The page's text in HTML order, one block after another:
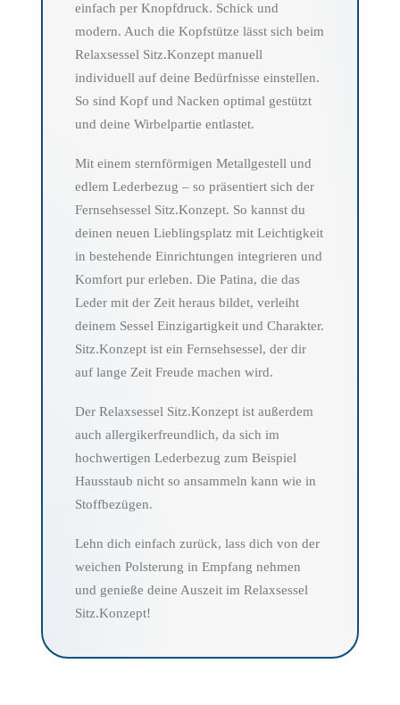
einfach per Knopfdruck. Schick und
modern. Auch die Kopfstütze lässt sich beim
Relaxsessel Sitz.Konzept manuell
individuell auf deine Bedürfnisse einstellen.
So sind Kopf und Nacken optimal gestützt
und deine Wirbelpartie entlastet.
Mit einem sternförmigen Metallgestell und
edlem Lederbezug – so präsentiert sich der
Fernsehsessel Sitz.Konzept. So kannst du
deinen neuen Lieblingsplatz mit Leichtigkeit
in bestehende Einrichtungen integrieren und
Komfort pur erleben. Die Patina, die das
Leder mit der Zeit heraus bildet, verleiht
deinem Sessel Einzigartigkeit und Charakter.
Sitz.Konzept ist ein Fernsehsessel, der dir
auf lange Zeit Freude machen wird.
Der Relaxsessel Sitz.Konzept ist außerdem
auch allergikerfreundlich, da sich im
hochwertigen Lederbezug zum Beispiel
Hausstaub nicht so ansammeln kann wie in
Stoffbezügen.
Lehn dich einfach zurück, lass dich von der
weichen Polsterung in Empfang nehmen
und genieße deine Auszeit im Relaxsessel
Sitz.Konzept!